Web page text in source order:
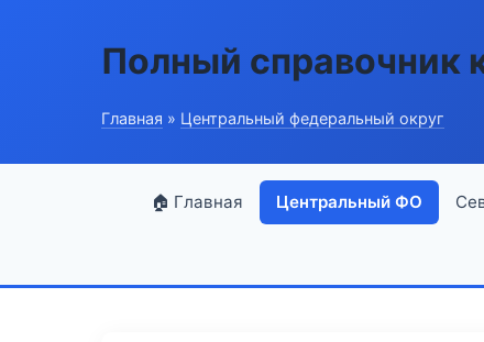
Полный справочник
Главная » Центральный федеральный округ
🏠 Главная Центральный ФО